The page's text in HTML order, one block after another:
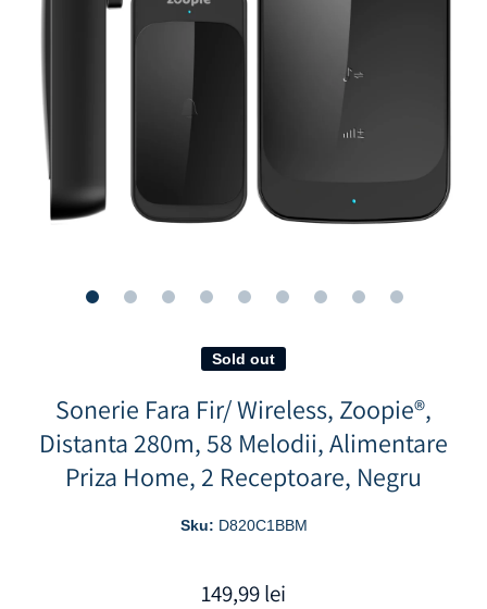
Sold out
Sonerie Fara Fir/ Wireless, Zoopie®,
Distanta 280m, 58 Melodii, Alimentare
Priza Home, 2 Receptoare, Negru
Sku: D820C1BBM
149,99 lei